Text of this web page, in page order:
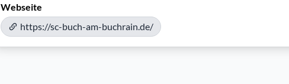
Webseite
https://sc-buch-am-buchrain.de/